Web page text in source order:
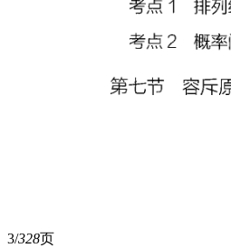
3/328页